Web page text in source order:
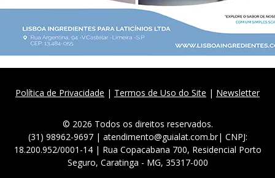
Política de Privacidade | Termos de Uso do Site | Newsletter
© 2026 Todos os direitos reservados.
(31) 98962-9697 | atendimento@guialat.com.br| CNPJ:
18.200.952/0001-14 | Rua Copacabana 700, Residencial Porto
Seguro, Caratinga - MG, 35317-000